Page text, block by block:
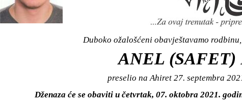
Duboko ožalošćeni obavještavamo
ANEL (SAFET)
preselio na Ahiret 27. septembra
Dženaza će se obaviti u četvrtak, 07. oktobra 2021.